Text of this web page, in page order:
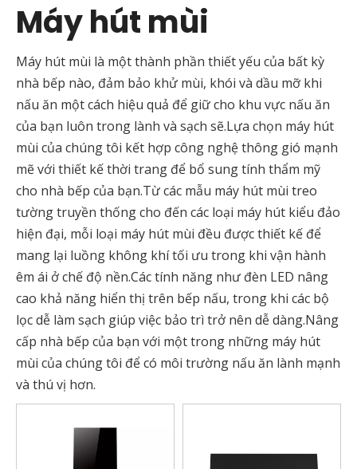
Máy hút mùi
Máy hút mùi là một thành phần thiết yếu của bất kỳ
nhà bếp nào, đảm bảo khử mùi, khói và dầu mỡ khi
nấu ăn một cách hiệu quả để giữ cho khu vực nấu ăn
của bạn luôn trong lành và sạch sẽ.Lựa chọn máy hút
mùi của chúng tôi kết hợp công nghệ thông gió mạnh
mẽ với thiết kế thời trang để bổ sung tính thẩm mỹ
cho nhà bếp của bạn.Từ các mẫu máy hút mùi treo
tường truyền thống cho đến các loại máy hút kiểu đảo
hiện đại, mỗi loại máy hút mùi đều được thiết kế để
mang lại luồng không khí tối ưu trong khi vận hành
êm ái ở chế độ nền.Các tính năng như đèn LED nâng
cao khả năng hiển thị trên bếp nấu, trong khi các bộ
lọc dễ làm sạch giúp việc bảo trì trở nên dễ dàng.Nâng
cấp nhà bếp của bạn với một trong những máy hút
mùi của chúng tôi để có môi trường nấu ăn lành mạnh
và thú vị hơn.